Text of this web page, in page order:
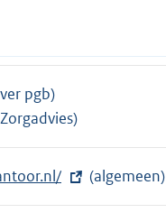
pgb)
(algemeen)